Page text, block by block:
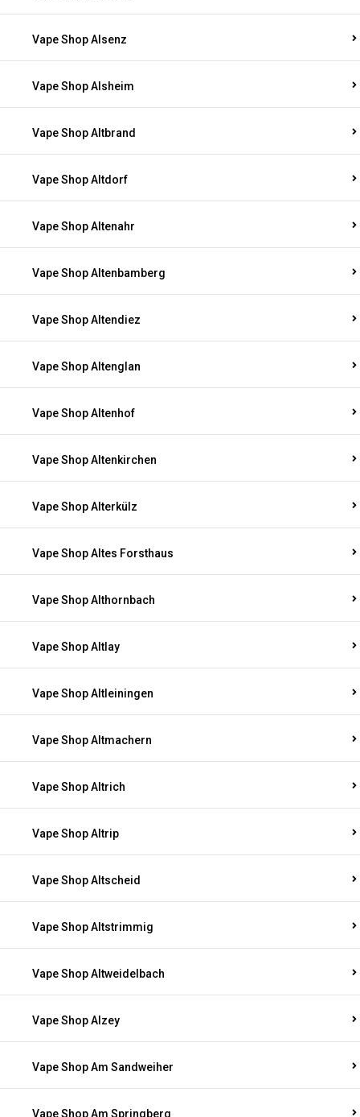
Vape Shop Alsenz
Vape Shop Alsheim
Vape Shop Altbrand
Vape Shop Altdorf
Vape Shop Altenahr
Vape Shop Altenbamberg
Vape Shop Altendiez
Vape Shop Altenglan
Vape Shop Altenhof
Vape Shop Altenkirchen
Vape Shop Alterkülz
Vape Shop Altes Forsthaus
Vape Shop Althornbach
Vape Shop Altlay
Vape Shop Altleiningen
Vape Shop Altmachern
Vape Shop Altrich
Vape Shop Altrip
Vape Shop Altscheid
Vape Shop Altstrimmig
Vape Shop Altweidelbach
Vape Shop Alzey
Vape Shop Am Sandweiher
Vape Shop Am Springberg